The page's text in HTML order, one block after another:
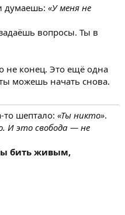
думаешь: «У меня не
вопросы. Ты в
не конец. Это ещё одна
можешь начать снова.
шептало: «Ты никто».
И это свобода — не
бить живым,